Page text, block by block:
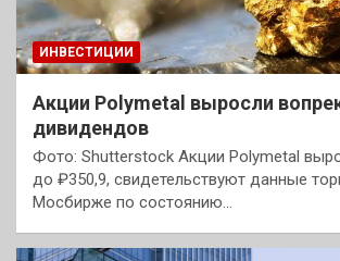
ИНВЕСТИЦИИ
Акции Polymetal выросли
дивидендов
Фото: Shutterstock Акции Polymetal
до ₽350,9, свидетельствуют данные
Мосбирже по состоянию…